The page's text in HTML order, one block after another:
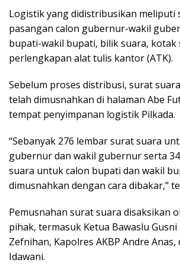
Logistik yang didistribusikan meliputi
pasangan calon gubernur-wakil
bupati-wakil bupati, bilik suara, kotak
perlengkapan alat tulis kantor (ATK).
Sebelum proses distribusi, surat
telah dimusnahkan di halaman Abe
tempat penyimpanan logistik Pilkada.
“Sebanyak 276 lembar surat suara
gubernur dan wakil gubernur serta
suara untuk calon bupati dan wakil
dimusnahkan dengan cara dibakar,”
Pemusnahan surat suara disaksikan
pihak, termasuk Ketua Bawaslu Gusni
Zefnihan, Kapolres AKBP Andre Anas,
Idawani.